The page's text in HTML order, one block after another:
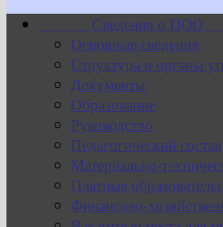
Сведения о ПОО
Основные сведения
Структура и органы
Документы
Образование
Руководство
Педагогический состав
Материально-
Платные
Финансово-